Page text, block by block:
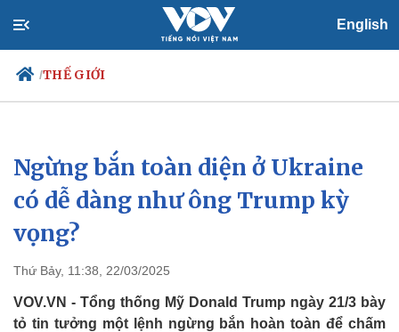
English
/THẾ GIỚI
Chính trị
Đảng
Tổ chức nhân sự
Quốc hội
Nhận diện sự thật
Xã hội
Tin 24h
Dự báo thời tiết
Ngừng bắn toàn diện ở Ukraine
có dễ dàng như ông Trump kỳ
vọng?
Thứ Bảy, 11:38, 22/03/2025
VOV.VN - Tổng thống Mỹ Donald Trump ngày 21/3 bày
tỏ tin tưởng một lệnh ngừng bắn hoàn toàn để chấm